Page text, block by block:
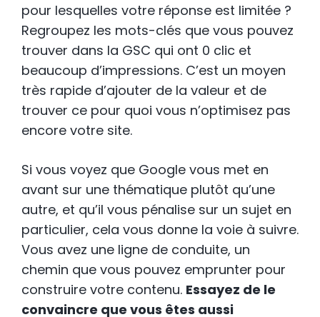
pour lesquelles votre réponse est limitée ?
Regroupez les mots-clés que vous pouvez
trouver dans la GSC qui ont 0 clic et
beaucoup d’impressions. C’est un moyen
très rapide d’ajouter de la valeur et de
trouver ce pour quoi vous n’optimisez pas
encore votre site.
Si vous voyez que Google vous met en
avant sur une thématique plutôt qu’une
autre, et qu’il vous pénalise sur un sujet en
particulier, cela vous donne la voie à suivre.
Vous avez une ligne de conduite, un
chemin que vous pouvez emprunter pour
construire votre contenu. Essayez de le
convaincre que vous êtes aussi